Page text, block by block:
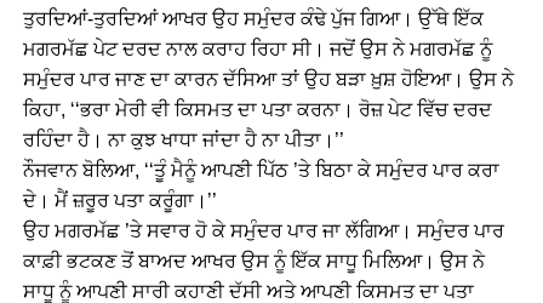
ਤੁਰਦਿਆਂ-ਤੁਰਦਿਆਂ ਆਖਰ ਉਹ ਸਮੁੰਦਰ ਕੰਢੇ ਪੁੱਜ ਗਿਆ। ਉੱਥੇ ਇੱਕ
ਮਗਰਮੱਛ ਪੇਟ ਦਰਦ ਨਾਲ ਕਰਾਹ ਰਿਹਾ ਸੀ। ਜਦੋਂ ਉਸ ਨੇ ਮਗਰਮੱਛ ਨੂੰ
ਸਮੁੰਦਰ ਪਾਰ ਜਾਣ ਦਾ ਕਾਰਨ ਦੱਸਿਆ ਤਾਂ ਉਹ ਬੜਾ ਖ਼ੁਸ਼ ਹੋਇਆ। ਉਸ ਨੇ
ਕਿਹਾ, ‘‘ਭਰਾ ਮੇਰੀ ਵੀ ਕਿਸਮਤ ਦਾ ਪਤਾ ਕਰਨਾ। ਰੋਜ਼ ਪੇਟ ਵਿੱਚ ਦਰਦ
ਰਹਿੰਦਾ ਹੈ। ਨਾ ਕੁਝ ਖਾਧਾ ਜਾਂਦਾ ਹੈ ਨਾ ਪੀਤਾ।’’
ਨੌਜਵਾਨ ਬੋਲਿਆ, ‘‘ਤੂੰ ਮੈਨੂੰ ਆਪਣੀ ਪਿੱਠ ’ਤੇ ਬਿਠਾ ਕੇ ਸਮੁੰਦਰ ਪਾਰ ਕਰਾ
ਦੇ। ਮੈਂ ਜ਼ਰੂਰ ਪਤਾ ਕਰੂੰਗਾ।’’
ਉਹ ਮਗਰਮੱਛ ’ਤੇ ਸਵਾਰ ਹੋ ਕੇ ਸਮੁੰਦਰ ਪਾਰ ਜਾ ਲੱਗਿਆ। ਸਮੁੰਦਰ ਪਾਰ
ਕਾਫ਼ੀ ਭਟਕਣ ਤੋਂ ਬਾਅਦ ਆਖਰ ਉਸ ਨੂੰ ਇੱਕ ਸਾਧੂ ਮਿਲਿਆ। ਉਸ ਨੇ
ਸਾਧੂ ਨੂੰ ਆਪਣੀ ਸਾਰੀ ਕਹਾਣੀ ਦੱਸੀ ਅਤੇ ਆਪਣੀ ਕਿਸਮਤ ਦਾ ਪਤਾ